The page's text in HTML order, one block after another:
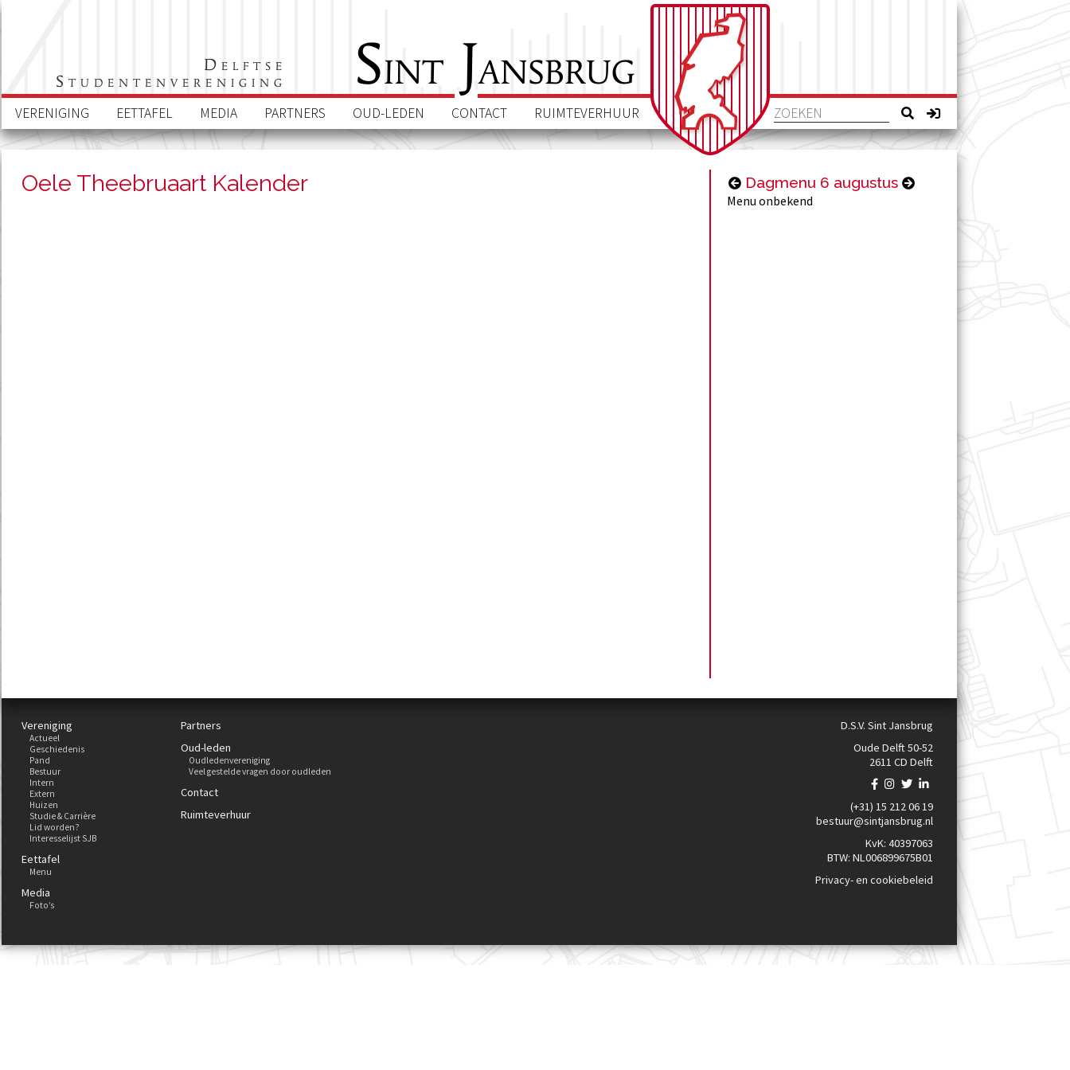
Delftse
Studentenvereniging
Sint Jansbrug
VERENIGING EETTAFEL MEDIA PARTNERS OUD-LEDEN CONTACT RUIMTEVERHUUR
Oele Theebruaart Kalender Dagmenu 6 augustus
Menu onbekend
Vereniging
Actueel
Geschiedenis
Pand
Bestuur
Intern
Extern
Huizen
Studie & Carrière
Lid worden?
Interesselijst SJB
Eettafel
Menu
Media
Foto’s
Partners
Oud-leden
Oudledenvereniging
Veel gestelde vragen door oudleden
Contact
Ruimteverhuur
D.S.V. Sint Jansbrug
Oude Delft 50-52
2611 CD Delft
(+31) 15 212 06 19
bestuur@sintjansbrug.nl
KvK: 40397063
BTW: NL006899675B01
Privacy- en cookiebeleid